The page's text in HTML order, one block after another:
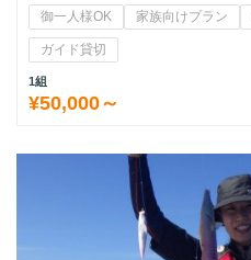
御一人様OK 家族向けプラン
ガイド貸切
1組
¥50,000～